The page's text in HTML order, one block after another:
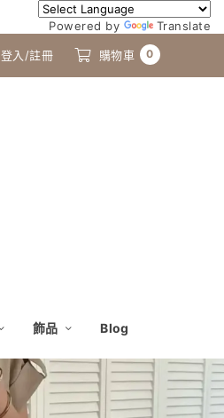
Powered by Translate
登入/註冊 購物車 0
飾品 Blog